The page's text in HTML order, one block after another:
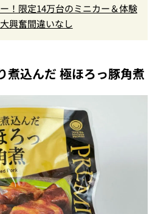
！限定14万台のミニカー＆体験
興奮間違いなし
煮込んだ 極ほろっ豚角煮